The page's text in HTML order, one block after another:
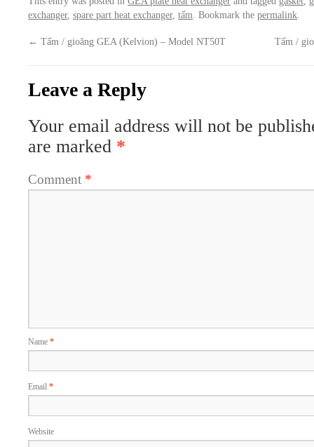
exchanger, spare part heat exchanger, tấm. Bookmark the permalink.
← Tấm / gioăng GEA (Kelvion) – Model NT50T Tấm /
Leave a Reply
Your email address will not be
are marked *
Comment *
Name *
Email *
Website